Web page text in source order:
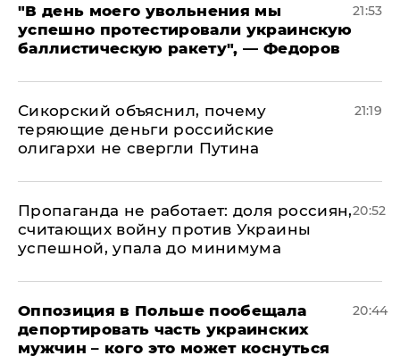
​"В день моего увольнения мы
успешно протестировали украинскую
баллистическую ракету", — Федоров
21:53
Сикорский объяснил, почему
теряющие деньги российские
олигархи не свергли Путина
21:19
​Пропаганда не работает: доля россиян,
считающих войну против Украины
успешной, упала до минимума
20:52
Оппозиция в Польше пообещала
депортировать часть украинских
мужчин – кого это может коснуться
20:44